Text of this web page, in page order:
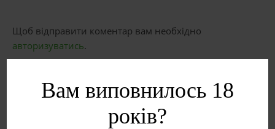
Вам виповнилось 18
років?
Щоб відправити коментар вам необхідно
авторизуватись.